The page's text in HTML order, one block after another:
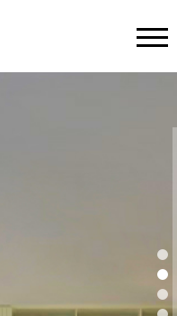
Skip
content